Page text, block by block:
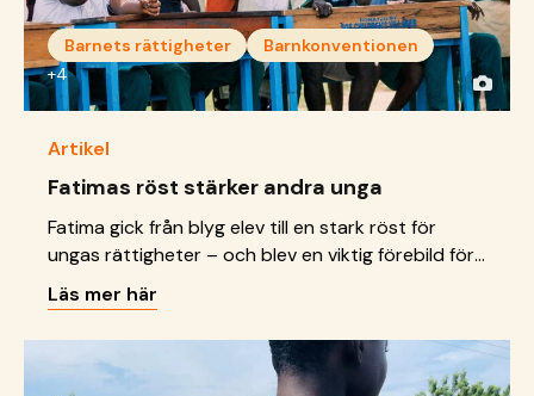
Barnets rättigheter
Barnkonventionen
+4
Artikel
Fatimas röst stärker andra unga
Fatima gick från blyg elev till en stark röst för
ungas rättigheter – och blev en viktig förebild för
andra unga.
Läs mer här